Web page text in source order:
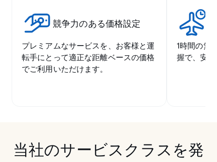
競争力のある価格設定
プレミアムなサービスを、お客様と運
転手にとって適正な距離ベースの価格
でご利用いただけます。
1時間の無
握で、安
当社のサービスクラスを発